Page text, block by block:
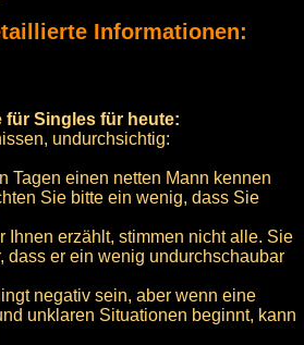
Informationen:
für Singles für heute:
undurchsichtig:
Tagen einen netten Mann kennen
Sie bitte ein wenig, dass Sie
Ihnen erzählt, stimmen nicht alle. Sie
dass er ein wenig undurchschaubar
negativ sein, aber wenn eine
unklaren Situationen beginnt, kann